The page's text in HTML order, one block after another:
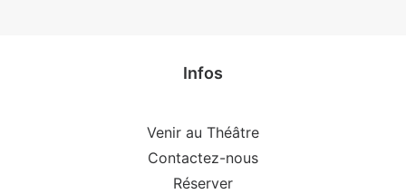
Infos
Venir au Théâtre
Contactez-nous
Réserver